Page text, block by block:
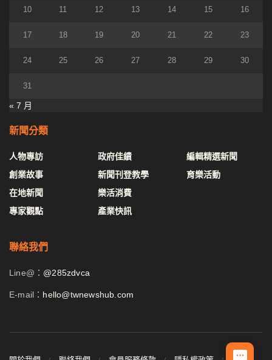
10 11 12 13 14 15 16
17 18 19 20 21 22 23
24 25 26 27 28 29 30
31
« 7 月
新聞分類
人物專訪
創業故事
在地新聞
專家觀點
政府佳績
新聞刊登教學
樂活消費
產業快訊
編輯精選新聞
育樂活動
聯絡我們
Line@： @285zdvca
E-mail： hello@twnewshub.com